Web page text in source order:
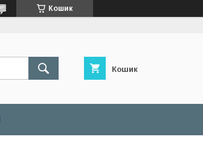
Кошик
Кошик